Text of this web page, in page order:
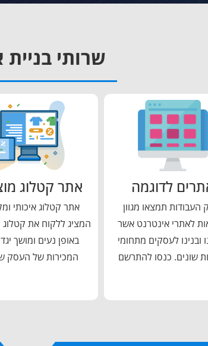
שרותי
לדוגמה
העבודות תמצאו מגוון
לאתרי אינטרנט אשר
ובנינו לעסקים מתחומי
שונים. כנסו להתרשם
אתר קטלוג
אתר קטלוג איכותי
המציג ללקוח את קטלוג
באופן נעים ומושך
המכירות של העסק